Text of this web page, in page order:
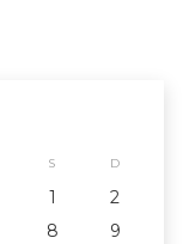
S D
1
2
8
9